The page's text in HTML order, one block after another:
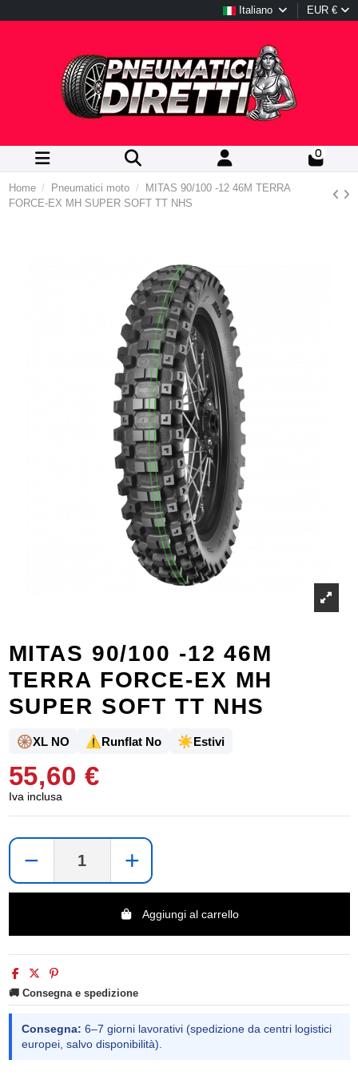
Italiano EUR €
0
Home Pneumatici moto
MITAS 90/100 -12 46M TERRA
FORCE-EX MH SUPER SOFT TT NHS
MITAS 90/100 -12 46M
TERRA FORCE-EX MH
SUPER SOFT TT NHS
🛞XL NO ⚠️Runflat No ☀️Estivi
55,60 €
Iva inclusa
− +
Aggiungi al carrello
🚚 Consegna e spedizione
Consegna: 6–7 giorni lavorativi (spedizione da centri logistici
europei, salvo disponibilità).